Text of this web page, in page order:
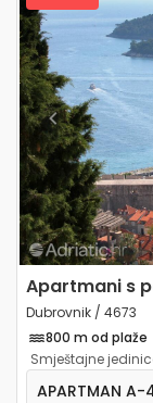
Previous
Apartmani s
Dubrovnik / 4673
800 m od plaže
Smještajne
Dvosobni
APARTMAN A-